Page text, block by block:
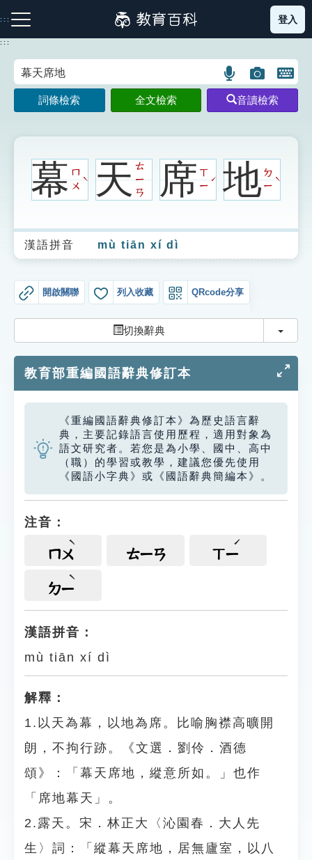
到
主
:::
注音索引圖示 筆畫索引圖示 部首索引表圖示
生字詞彙表
成語故事
索引選單
單字索引
生命大百科索引
遊戲專區
教學應用
貓頭鷹博士
登入
:::
語
言
搜
示
圖
片
搜
示
開
鍵
圖
詞條檢索 全文檢索 音讀檢索
幕ㄇ
ㄨ
ˋ 天ㄊ
ㄧ
ㄢ
席ㄒ
ㄧ
ˊ 地ㄉ
ㄧ
ˋ
漢語拼音 mù tiān xí dì
開啟關聯 列入收藏 QRcode分享
切換辭典 切換
教育部重編國語辭典修訂本
《重編國語辭典修訂本》為歷史語言辭
典，主要記錄語言使用歷程，適用對象為
語文研究者。若您是為小學、國中、高中
（職）的學習或教學，建議您優先使用
《國語小字典》或《國語辭典簡編本》。
注音：
ㄇㄨ ㄊㄧㄢ ㄒㄧ
ㄉㄧ
漢語拼音：
mù tiān xí dì
解釋：
1.以天為幕，以地為席。比喻胸襟高曠開
朗，不拘行跡。《文選．劉伶．酒德
頌》：「幕天席地，縱意所如。」也作
「席地幕天」。
2.露天。宋．林正大〈沁園春．大人先
生〉詞：「縱幕天席地，居無廬室，以八